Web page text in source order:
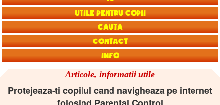
Utile pentru copii
Cauta
Contact
Info
Articole, informatii utile
Protejeaza-ti copilul cand navigheaza pe internet